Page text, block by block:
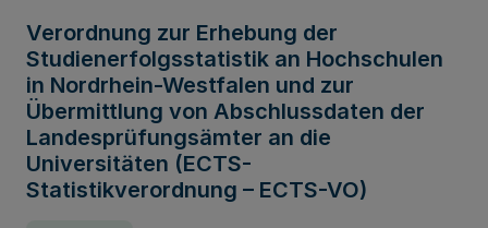
Verordnung zur Erhebung der
Studienerfolgsstatistik an Hochschulen
in Nordrhein-Westfalen und zur
Übermittlung von Abschlussdaten der
Landesprüfungsämter an die
Universitäten (ECTS-
Statistikverordnung – ECTS-VO)